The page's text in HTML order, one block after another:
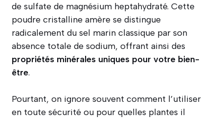
de sulfate de magnésium heptahydraté. Cette
poudre cristalline amère se distingue
radicalement du sel marin classique par son
absence totale de sodium, offrant ainsi des
propriétés minérales uniques pour votre bien-
être.
Pourtant, on ignore souvent comment l’utiliser
en toute sécurité ou pour quelles plantes il